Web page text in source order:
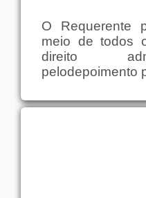
O Requerente
meio de todos
direito
pelodepoimento